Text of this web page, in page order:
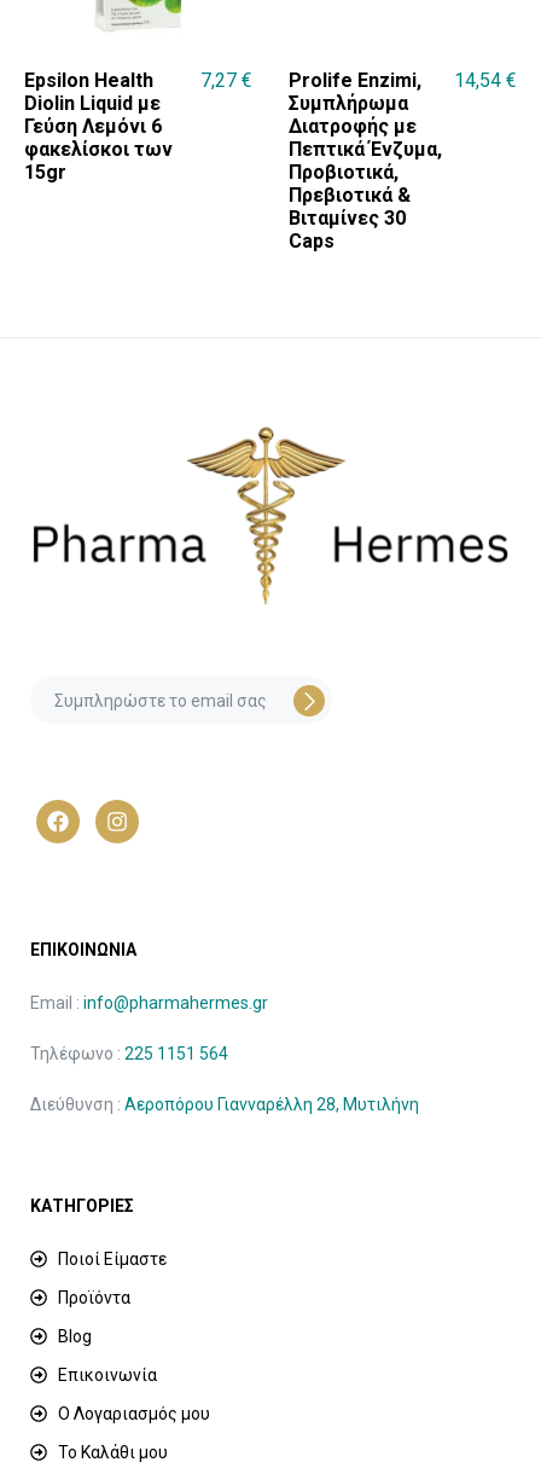
Epsilon Health
Diolin Liquid με
Γεύση Λεμόνι 6
φακελίσκοι των
15gr
7,27 €
Prolife Enzimi,
Συμπλήρωμα
Διατροφής με
Πεπτικά Ένζυμα,
Προβιοτικά,
Πρεβιοτικά &
Βιταμίνες 30
Caps
14,54 €
ΕΠΙΚΟΙΝΩΝΙΑ
Email : info@pharmahermes.gr
Τηλέφωνο : 225 1151 564
Διεύθυνση : Αεροπόρου Γιανναρέλλη 28, Μυτιλήνη
ΚΑΤΗΓΟΡΙΕΣ
Ποιοί Είμαστε
Προϊόντα
Blog
Επικοινωνία
Ο Λογαριασμός μου
Το Καλάθι μου